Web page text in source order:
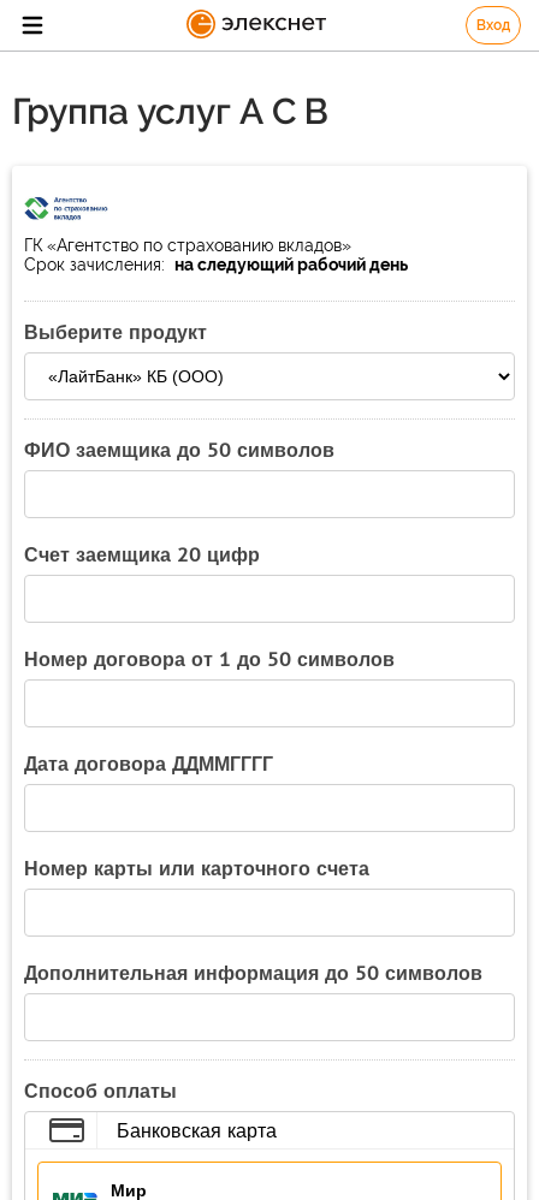
Вход
Группа услуг А С В
ГК «Агентство по страхованию вкладов»
Срок зачисления: на следующий рабочий день
Выберите продукт
ФИО заемщика до 50 символов
Счет заемщика 20 цифр
Номер договора от 1 до 50 символов
Дата договора ДДММГГГГ
Номер карты или карточного счета
Дополнительная информация до 50 символов
Способ оплаты
Банковская карта
Мир